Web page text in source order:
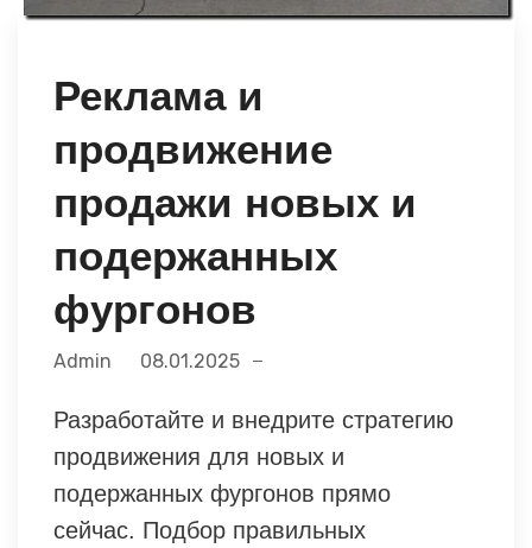
Реклама и
продвижение
продажи новых и
подержанных
фургонов
Admin 08.01.2025
Разработайте и внедрите стратегию
продвижения для новых и
подержанных фургонов прямо
сейчас. Подбор правильных